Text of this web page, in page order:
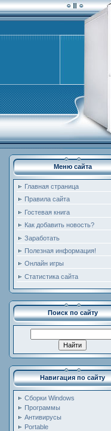
Меню сайта
Главная страница
Правила сайта
Гостевая книга
Как добавить новость?
Заработать
Полезная информация!
Онлайн игры
Статистика сайта
Поиск по сайту
Навигация по сайту
Сборки Windows
Программы
Антивирусы
Portable